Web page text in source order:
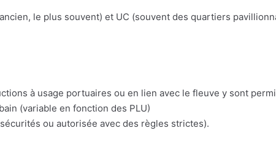
le plus souvent) et UC (souvent des quartiers
à usage portuaires ou en lien avec le fleuve y sont
(variable en fonction des PLU)
ou autorisée avec des règles strictes).